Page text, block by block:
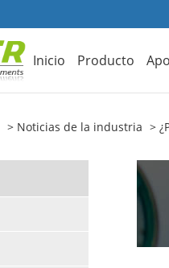
Inicio Producto
Noticias de la industria